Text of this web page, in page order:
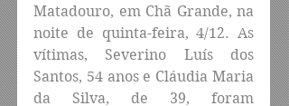
Matadouro, em Chã Grande, na
noite de quinta-feira, 4/12. As
vítimas, Severino Luís dos
Santos, 54 anos e Cláudia Maria
da Silva, de 39, foram